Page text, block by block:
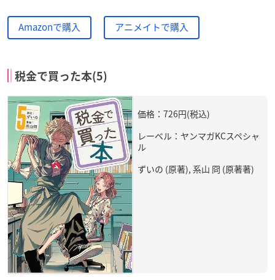
Amazonで購入 アニメイトで購入
税金で買った本(5)
価格：726円(税込)
レーベル：ヤンマガKCスペシャ
ル
ずいの (原著), 系山 冏 (原著著)